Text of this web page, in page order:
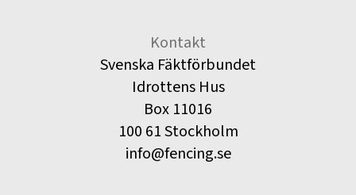
Kontakt
Svenska Fäktförbundet
Idrottens Hus
Box 11016
100 61 Stockholm
info@fencing.se